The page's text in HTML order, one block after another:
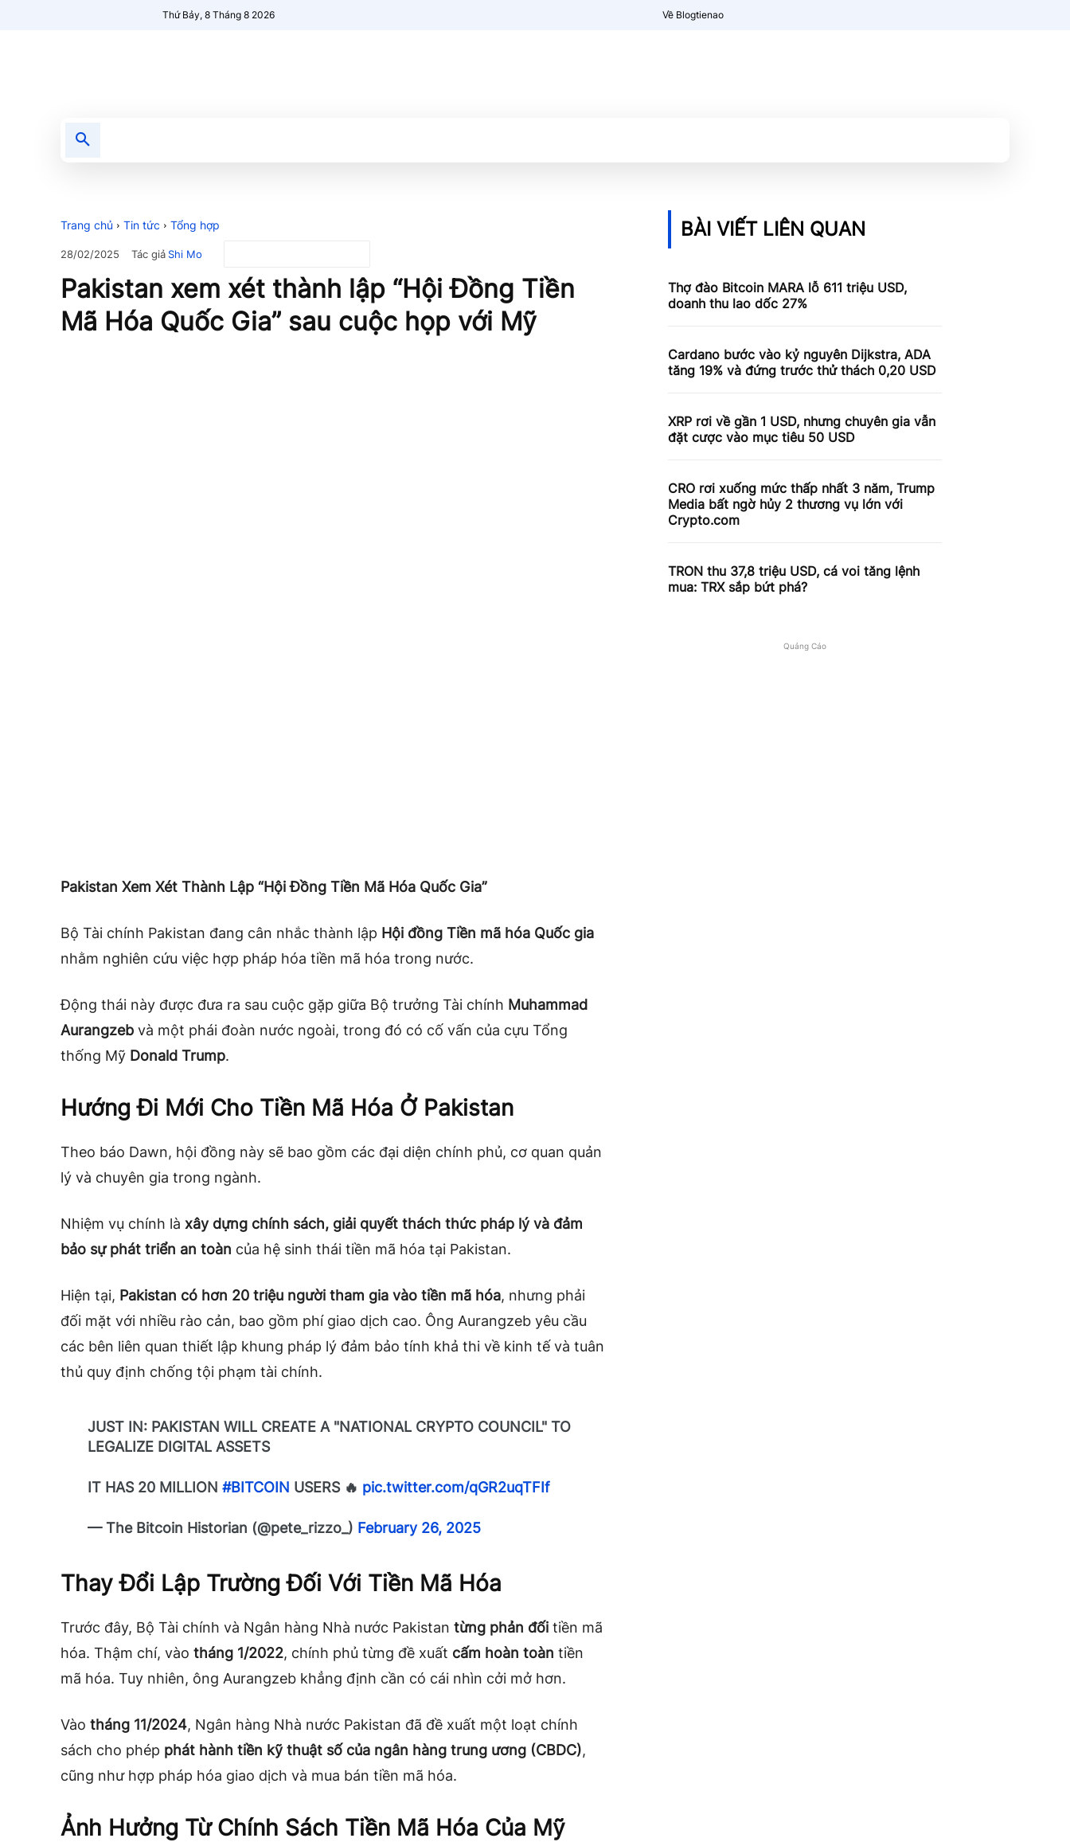
Thứ Bảy, 8 Tháng 8 2026 Về Blogtienao
Trang chủ Tin tức Tổng hợp
28/02/2025 Tác giảShi Mo
Pakistan xem xét thành lập “Hội Đồng Tiền
Mã Hóa Quốc Gia” sau cuộc họp với Mỹ
Pakistan Xem Xét Thành Lập “Hội Đồng Tiền Mã Hóa Quốc Gia”
Bộ Tài chính Pakistan đang cân nhắc thành lập Hội đồng Tiền mã hóa Quốc gia
nhằm nghiên cứu việc hợp pháp hóa tiền mã hóa trong nước.
Động thái này được đưa ra sau cuộc gặp giữa Bộ trưởng Tài chính Muhammad
Aurangzeb và một phái đoàn nước ngoài, trong đó có cố vấn của cựu Tổng
thống Mỹ Donald Trump.
Hướng Đi Mới Cho Tiền Mã Hóa Ở Pakistan
Theo báo Dawn, hội đồng này sẽ bao gồm các đại diện chính phủ, cơ quan quản
lý và chuyên gia trong ngành.
Nhiệm vụ chính là xây dựng chính sách, giải quyết thách thức pháp lý và đảm
bảo sự phát triển an toàn của hệ sinh thái tiền mã hóa tại Pakistan.
Hiện tại, Pakistan có hơn 20 triệu người tham gia vào tiền mã hóa, nhưng phải
đối mặt với nhiều rào cản, bao gồm phí giao dịch cao. Ông Aurangzeb yêu cầu
các bên liên quan thiết lập khung pháp lý đảm bảo tính khả thi về kinh tế và tuân
thủ quy định chống tội phạm tài chính.
JUST IN: PAKISTAN WILL CREATE A "NATIONAL CRYPTO COUNCIL" TO
LEGALIZE DIGITAL ASSETS
IT HAS 20 MILLION#BITCOIN USERS 🔥 pic.twitter.com/qGR2uqTFIf
— The Bitcoin Historian (@pete_rizzo_) February 26, 2025
Thay Đổi Lập Trường Đối Với Tiền Mã Hóa
Trước đây, Bộ Tài chính và Ngân hàng Nhà nước Pakistan từng phản đối tiền mã
hóa. Thậm chí, vào tháng 1/2022, chính phủ từng đề xuất cấm hoàn toàn tiền
mã hóa. Tuy nhiên, ông Aurangzeb khẳng định cần có cái nhìn cởi mở hơn.
Vào tháng 11/2024, Ngân hàng Nhà nước Pakistan đã đề xuất một loạt chính
sách cho phép phát hành tiền kỹ thuật số của ngân hàng trung ương (CBDC),
cũng như hợp pháp hóa giao dịch và mua bán tiền mã hóa.
Ảnh Hưởng Từ Chính Sách Tiền Mã Hóa Của Mỹ
BÀI VIẾT LIÊN QUAN
Thợ đào Bitcoin MARA lỗ 611 triệu USD,
doanh thu lao dốc 27%
Cardano bước vào kỷ nguyên Dijkstra, ADA
tăng 19% và đứng trước thử thách 0,20 USD
XRP rơi về gần 1 USD, nhưng chuyên gia vẫn
đặt cược vào mục tiêu 50 USD
CRO rơi xuống mức thấp nhất 3 năm, Trump
Media bất ngờ hủy 2 thương vụ lớn với
Crypto.com
TRON thu 37,8 triệu USD, cá voi tăng lệnh
mua: TRX sắp bứt phá?
Quảng Cáo